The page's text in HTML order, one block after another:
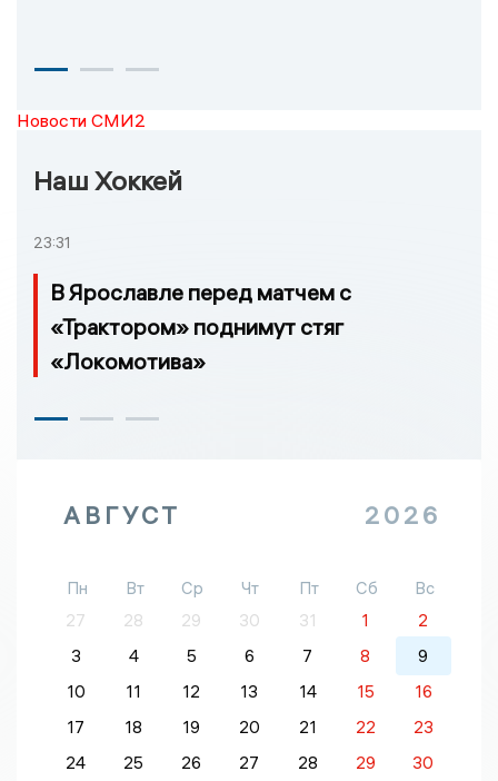
Новости СМИ2
Наш Хоккей
23:31
В Ярославле перед матчем с
«Трактором» поднимут стяг
«Локомотива»
АВГУСТ 2026
Пн Вт Ср Чт Пт Сб
Вс
27
28 29 30 31 1
2
3
4 5 6 7 8
9
10
11 12 13 14 15
16
17
18 19 20 21 22
23
24
25 26 27 28 29 30